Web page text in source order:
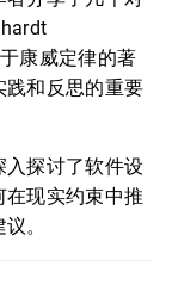
康威定律的著
践和反思的重要
入探讨了软件设
现实约束中推
。